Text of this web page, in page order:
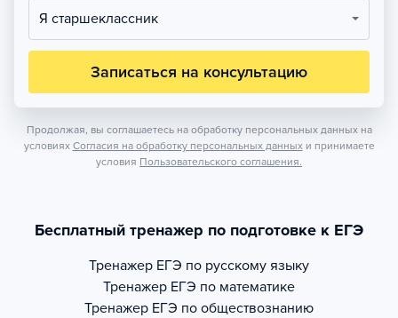
Я старшеклассник
Записаться на консультацию
Продолжая, вы соглашаетесь на обработку персональных данных на
условиях Согласия на обработку персональных данных и принимаете
условия Пользовательского соглашения.
Бесплатный тренажер по подготовке к ЕГЭ
Тренажер ЕГЭ по русскому языку
Тренажер ЕГЭ по математике
Тренажер ЕГЭ по обществознанию